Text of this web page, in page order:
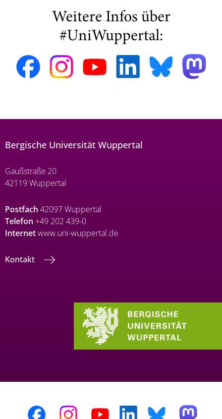
Weitere Infos über
#UniWuppertal:
Bergische Universität Wuppertal
Gaußstraße 20
42119 Wuppertal
Postfach 42097 Wuppertal
Telefon +49 202 439-0
Internetwww.uni-wuppertal.de
Kontakt